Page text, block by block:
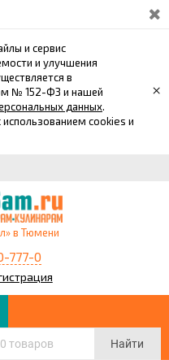
и сервис
и улучшения
в
№ 152-ФЗ и нашей
данных.
использованием cookies и
×
в Тюмени
777-0
Найти